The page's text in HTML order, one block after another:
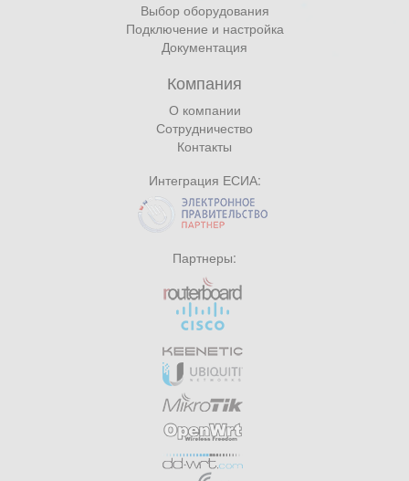
Выбор оборудования
Подключение и настройка
Документация
Компания
О компании
Сотрудничество
Контакты
Интеграция ЕСИА:
Партнеры: